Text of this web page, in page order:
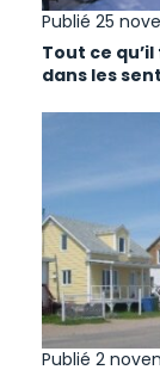
Publié 25
Tout ce
dans les
Publié 2